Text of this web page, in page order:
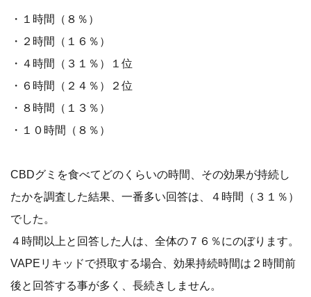
・１時間（８％）
・２時間（１６％）
・４時間（３１％）１位
・６時間（２４％）２位
・８時間（１３％）
・１０時間（８％）
CBDグミを食べてどのくらいの時間、その効果が持続し
たかを調査した結果、一番多い回答は、４時間（３１％）
でした。
４時間以上と回答した人は、全体の７６％にのぼります。
VAPEリキッドで摂取する場合、効果持続時間は２時間前
後と回答する事が多く、長続きしません。